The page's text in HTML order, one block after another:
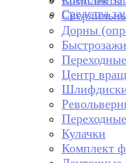
Средства
Дорны
Центр
Кулачки
Комплект